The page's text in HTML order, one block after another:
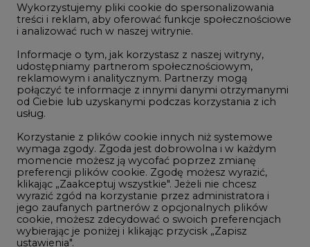
Studio CIRE
Rozmowy o energetyce
Gospodarka
Geopolityka
LTE450
Innowacje i AI
Telekomunikacja i IT
Handel emisjami CO2
Wodór
Górnictwo
Wykorzystujemy pliki cookie do spersonalizowania
treści i reklam, aby oferować funkcje społecznościowe
i analizować ruch w naszej witrynie.
Informacje o tym, jak korzystasz z naszej witryny,
udostępniamy partnerom społecznościowym,
reklamowym i analitycznym. Partnerzy mogą
połączyć te informacje z innymi danymi otrzymanymi
od Ciebie lub uzyskanymi podczas korzystania z ich
usług.
Korzystanie z plików cookie innych niż systemowe
wymaga zgody. Zgoda jest dobrowolna i w każdym
momencie możesz ją wycofać poprzez zmianę
preferencji plików cookie. Zgodę możesz wyrazić,
klikając „Zaakceptuj wszystkie". Jeżeli nie chcesz
wyrazić zgód na korzystanie przez administratora i
jego zaufanych partnerów z opcjonalnych plików
cookie, możesz zdecydować o swoich preferencjach
wybierając je poniżej i klikając przycisk „Zapisz
ustawienia".